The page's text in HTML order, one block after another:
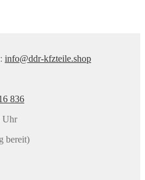
info@ddr-kfzteile.shop
836
Uhr
bereit)